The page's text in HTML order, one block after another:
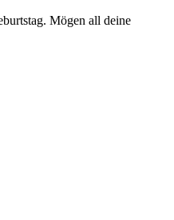
Mögen all deine